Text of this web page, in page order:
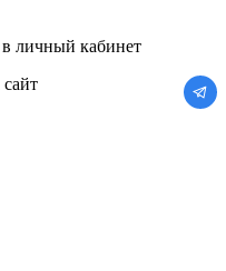
в личный кабинет